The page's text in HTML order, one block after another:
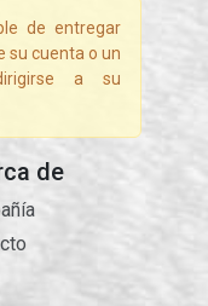
de entregar
su cuenta o un
a su
de